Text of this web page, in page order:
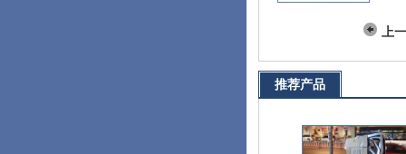
上
推荐产品